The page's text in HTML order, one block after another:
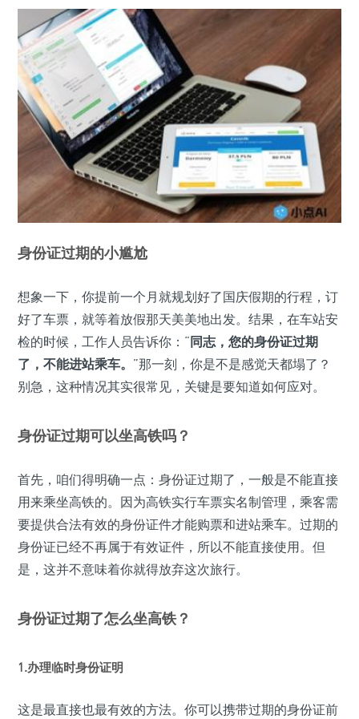
身份证过期的小尴尬
想象一下，你提前一个月就规划好了国庆假期的行程，订
好了车票，就等着放假那天美美地出发。结果，在车站安
检的时候，工作人员告诉你：“ 同志，您的身份证过期
了，不能进站乘车。 ”那一刻，你是不是感觉天都塌了？
别急，这种情况其实很常见，关键是要知道如何应对。
身份证过期可以坐高铁吗？
首先，咱们得明确一点：身份证过期了，一般是不能直接
用来乘坐高铁的。因为高铁实行车票实名制管理，乘客需
要提供合法有效的身份证件才能购票和进站乘车。过期的
身份证已经不再属于有效证件，所以不能直接使用。但
是，这并不意味着你就得放弃这次旅行。
身份证过期了怎么坐高铁？
1.办理临时身份证明
这是最直接也最有效的方法。你可以携带过期的身份证前